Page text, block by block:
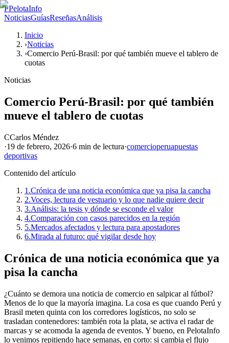
PPelotaInfo
NoticiasGuíasReseñasAnálisis
Inicio
›Noticias
›Comercio Perú-Brasil: por qué también mueve el tablero de
cuotas
Noticias
Comercio Perú-Brasil: por qué también
mueve el tablero de cuotas
CCarlos Méndez
·19 de febrero, 2026·6 min de lectura·comercioperuapuestas
deportivas
Contenido del artículo
1.Crónica de una noticia económica que ya pisa la cancha
2.Voces, lectura de vestuario y lo que nadie quiere decir
3.Análisis: la tesis y dónde se esconde el valor
4.Comparación con casos parecidos en la región
5.Mercados afectados y lectura para apostadores
6.Mirada al futuro: qué vigilar desde hoy
Crónica de una noticia económica que ya
pisa la cancha
¿Cuánto se demora una noticia de comercio en salpicar al fútbol?
Menos de lo que la mayoría imagina. La cosa es que cuando Perú y
Brasil meten quinta con los corredores logísticos, no solo se
trasladan contenedores: también rota la plata, se activa el radar de
marcas y se acomoda la agenda de eventos. Y bueno, en PelotaInfo
lo venimos repitiendo hace semanas, en corto: si cambia el flujo